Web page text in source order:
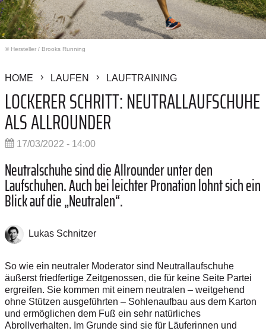
© Hersteller / Brooks Running
HOME LAUFEN LAUFTRAINING
LOCKERER SCHRITT: NEUTRALLAUFSCHUHE
ALS ALLROUNDER
17/03/2022 - 14:00
Neutralschuhe sind die Allrounder unter den
Laufschuhen. Auch bei leichter Pronation lohnt sich ein
Blick auf die „Neutralen“.
Lukas Schnitzer
So wie ein neutraler Moderator sind Neutrallaufschuhe
äußerst friedfertige Zeitgenossen, die für keine Seite Partei
ergreifen. Sie kommen mit einem neutralen – weitgehend
ohne Stützen ausgeführten – Sohlenaufbau aus dem Karton
und ermöglichen dem Fuß ein sehr natürliches
Abrollverhalten. Im Grunde sind sie für Läuferinnen und